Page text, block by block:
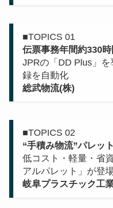
■TOPICS 01
伝票事務年間約330
JPRの「DD Plus」
録を自動化
総武物流(株)
■TOPICS 02
“手積み物流”パレッ
低コスト・軽量・省
アルパレット」が登
岐阜プラスチック工